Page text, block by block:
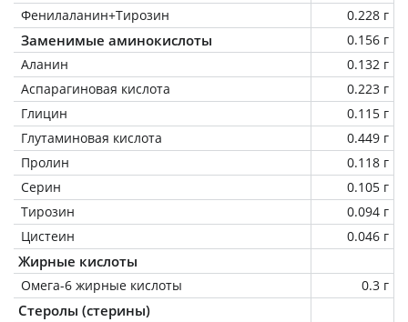
Фенилаланин+Тирозин
0.228 г
Заменимые аминокислоты
0.156 г
Аланин
0.132 г
Аспарагиновая кислота
0.223 г
Глицин
0.115 г
Глутаминовая кислота
0.449 г
Пролин
0.118 г
Серин
0.105 г
Тирозин
0.094 г
Цистеин
0.046 г
Жирные кислоты
Омега-6 жирные кислоты 0.3 г
Стеролы (стерины)